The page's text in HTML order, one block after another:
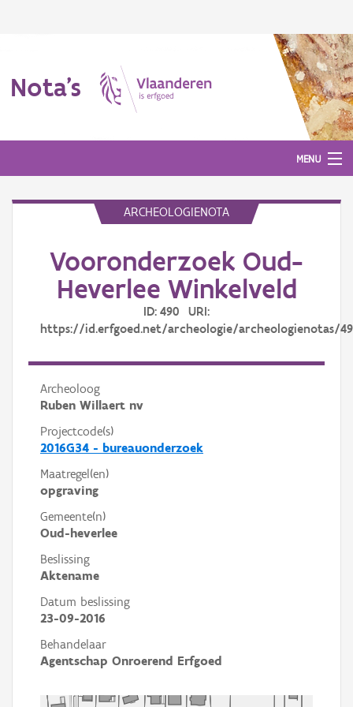
Nota's
MENU
Aanmelden
ARCHEOLOGIENOTA
Vooronderzoek Oud-
Heverlee Winkelveld
ID: 490 URI:
https://id.erfgoed.net/archeologie/archeologienotas/
Archeoloog
Ruben Willaert nv
Projectcode(s)
2016G34 - bureauonderzoek
Maatregel(en)
opgraving
Gemeente(n)
Oud-heverlee
Beslissing
Aktename
Datum beslissing
23-09-2016
Behandelaar
Agentschap Onroerend Erfgoed